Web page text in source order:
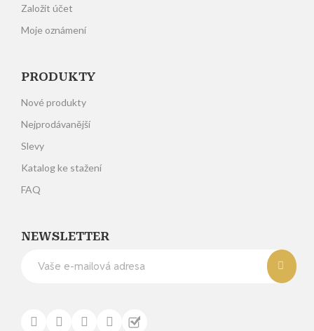
Založit účet
Moje oznámení
PRODUKTY
Nové produkty
Nejprodávanější
Slevy
Katalog ke stažení
FAQ
NEWSLETTER